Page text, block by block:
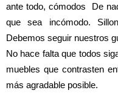
ante todo, cómodos De
que sea incómodo.
Debemos seguir nuestros
No hace falta que todos
muebles que contrasten
más agradable posible.